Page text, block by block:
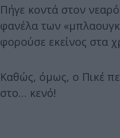
Πήγε κοντά στον
φανέλα των
φορούσε εκείνος στα
Καθώς, όμως, ο Πικέ
στο… κενό!